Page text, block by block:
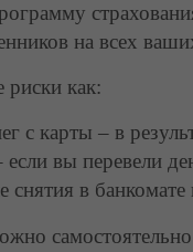
на всех
риски как:
с карты – в
вы перевели
в